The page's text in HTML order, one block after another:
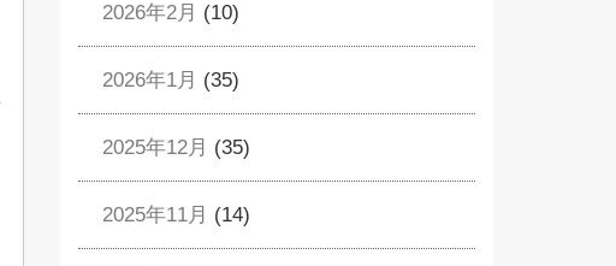
2026年2月 (10)
2026年1月 (35)
2025年12月 (35)
2025年11月 (14)